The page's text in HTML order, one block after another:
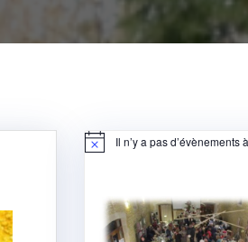
Notice Il n’y a pas d’évènements